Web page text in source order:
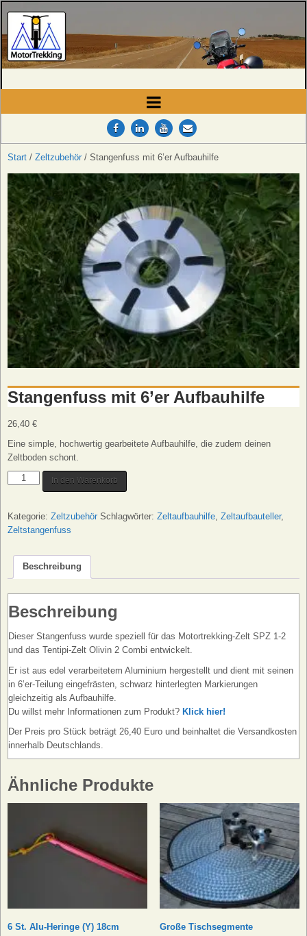
MotorTrekking
Start / Zeltzubehör / Stangenfuss mit 6’er Aufbauhilfe
Stangenfuss mit 6’er Aufbauhilfe
26,40 €
Eine simple, hochwertig gearbeitete Aufbauhilfe, die zudem deinen
Zeltboden schont.
Stangenfuss
Aufbauhilfe
Menge
In den Warenkorb
Kategorie: Zeltzubehör Schlagwörter: Zeltaufbauhilfe Zeltaufbauteller,
Zeltstangenfuss
Beschreibung
Beschreibung
Dieser Stangenfuss wurde speziell für das Motortrekking-Zelt SPZ 1-2
und das Tentipi-Zelt Olivin 2 Combi entwickelt.
Er ist aus edel verarbeitetem Aluminium hergestellt und dient mit seinen
in 6’er-Teilung eingefrästen, schwarz hinterlegten Markierungen
gleichzeitig als Aufbauhilfe.
Du willst mehr Informationen zum Produkt? Klick hier!
Der Preis pro Stück beträgt 26,40 Euro und beinhaltet die Versandkosten
innerhalb Deutschlands.
Ähnliche Produkte
6 St. Alu-Heringe (Y) 18cm Große Tischsegmente